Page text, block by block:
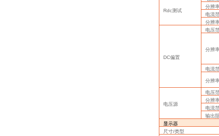
Rdc测试
分辨
电流
分辨
DC偏置
电压
分辨
电流
分辨
电压源
电压
分辨
电流
输出
显示器
尺寸/类型